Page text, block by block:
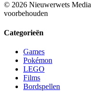
© 2026 Nieuwerwets
voorbehouden
Categorieën
Games
Pokémon
LEGO
Films
Bordspellen